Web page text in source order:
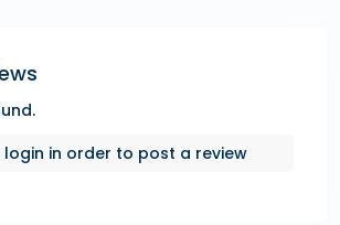
login in order to post a review